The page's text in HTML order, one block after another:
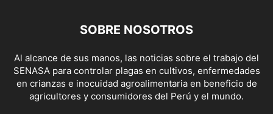
SOBRE NOSOTROS
Al alcance de sus manos, las noticias sobre el trabajo del
SENASA para controlar plagas en cultivos, enfermedades
en crianzas e inocuidad agroalimentaria en beneficio de
agricultores y consumidores del Perú y el mundo.